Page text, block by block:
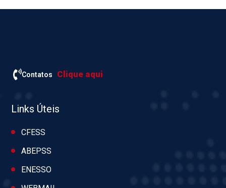
Contatos Clique aqui
Links Úteis
CFESS
ABEPSS
ENESSO